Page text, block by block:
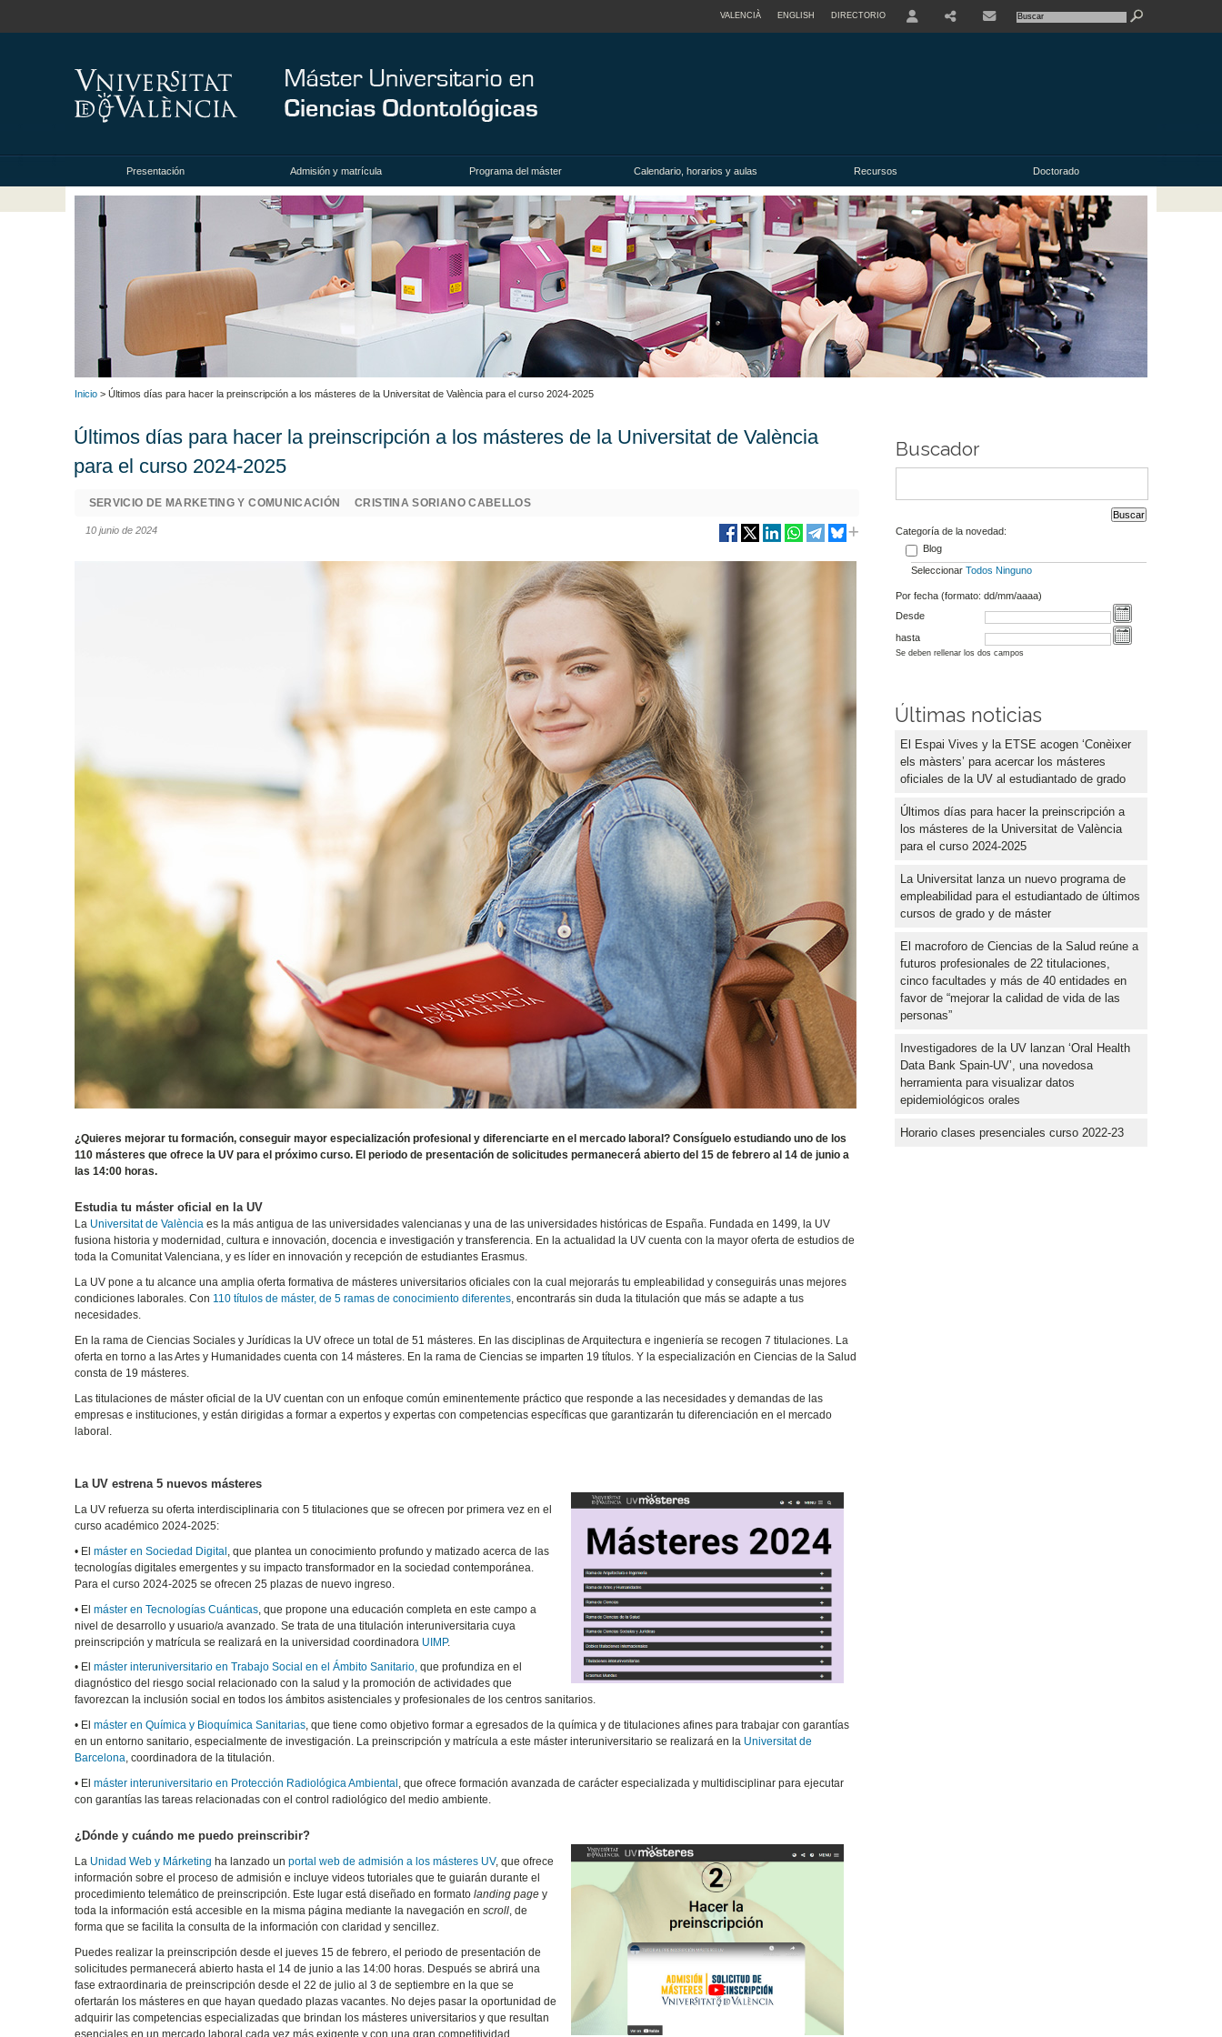
VALENCIÀ ENGLISH DIRECTORIO
Presentación Admisión y matrícula Programa del máster Calendario, horarios y aulas Recursos Doctorado
Inicio > Últimos días para hacer la preinscripción a los másteres de la Universitat de València para el curso 2024-2025
Últimos días para hacer la preinscripción a los másteres de la Universitat de València
para el curso 2024-2025
SERVICIO DE MARKETING Y COMUNICACIÓN CRISTINA SORIANO CABELLOS
10 junio de 2024
¿Quieres mejorar tu formación, conseguir mayor especialización profesional y diferenciarte en el mercado laboral? Consíguelo estudiando uno de los
110 másteres que ofrece la UV para el próximo curso. El periodo de presentación de solicitudes permanecerá abierto del 15 de febrero al 14 de junio a
las 14:00 horas.
Estudia tu máster oficial en la UV
La Universitat de València es la más antigua de las universidades valencianas y una de las universidades históricas de España. Fundada en 1499, la UV
fusiona historia y modernidad, cultura e innovación, docencia e investigación y transferencia. En la actualidad la UV cuenta con la mayor oferta de estudios de
toda la Comunitat Valenciana, y es líder en innovación y recepción de estudiantes Erasmus.
La UV pone a tu alcance una amplia oferta formativa de másteres universitarios oficiales con la cual mejorarás tu empleabilidad y conseguirás unas mejores
condiciones laborales. Con 110 títulos de máster, de 5 ramas de conocimiento diferentes, encontrarás sin duda la titulación que más se adapte a tus
necesidades.
En la rama de Ciencias Sociales y Jurídicas la UV ofrece un total de 51 másteres. En las disciplinas de Arquitectura e ingeniería se recogen 7 titulaciones. La
oferta en torno a las Artes y Humanidades cuenta con 14 másteres. En la rama de Ciencias se imparten 19 títulos. Y la especialización en Ciencias de la Salud
consta de 19 másteres.
Las titulaciones de máster oficial de la UV cuentan con un enfoque común eminentemente práctico que responde a las necesidades y demandas de las
empresas e instituciones, y están dirigidas a formar a expertos y expertas con competencias específicas que garantizarán tu diferenciación en el mercado
laboral.
La UV estrena 5 nuevos másteres
La UV refuerza su oferta interdisciplinaria con 5 titulaciones que se ofrecen por primera vez en el
curso académico 2024-2025:
• Elmáster en Sociedad Digital , que plantea un conocimiento profundo y matizado acerca de las
tecnologías digitales emergentes y su impacto transformador en la sociedad contemporánea.
Para el curso 2024-2025 se ofrecen 25 plazas de nuevo ingreso.
• Elmáster en Tecnologías Cuánticas , que propone una educación completa en este campo a
nivel de desarrollo y usuario/a avanzado. Se trata de una titulación interuniversitaria cuya
preinscripción y matrícula se realizará en la universidad coordinadora UIMP.
• Elmáster interuniversitario en Trabajo Social en el Ámbito Sanitario, que profundiza en el
diagnóstico del riesgo social relacionado con la salud y la promoción de actividades que
favorezcan la inclusión social en todos los ámbitos asistenciales y profesionales de los centros sanitarios.
• Elmáster en Química y Bioquímica Sanitarias, que tiene como objetivo formar a egresados de la química y de titulaciones afines para trabajar con garantías
en un entorno sanitario, especialmente de investigación. La preinscripción y matrícula a este máster interuniversitario se realizará en la Universitat de
Barcelona, coordinadora de la titulación.
• Elmáster interuniversitario en Protección Radiológica Ambiental , que ofrece formación avanzada de carácter especializada y multidisciplinar para ejecutar
con garantías las tareas relacionadas con el control radiológico del medio ambiente.
¿Dónde y cuándo me puedo preinscribir?
La Unidad Web y Márketing ha lanzado unportal web de admisión a los másteres UV, que ofrece
información sobre el proceso de admisión e incluye videos tutoriales que te guiarán durante el
procedimiento telemático de preinscripción. Este lugar está diseñado en formato landing page y
toda la información está accesible en la misma página mediante la navegación enscroll, de
forma que se facilita la consulta de la información con claridad y sencillez.
Puedes realizar la preinscripción desde el jueves 15 de febrero, el periodo de presentación de
solicitudes permanecerá abierto hasta el 14 de junio a las 14:00 horas. Después se abrirá una
fase extraordinaria de preinscripción desde el 22 de julio al 3 de septiembre en la que se
ofertarán los másteres en que hayan quedado plazas vacantes. No dejes pasar la oportunidad de
adquirir las competencias especializadas que brindan los másteres universitarios y que resultan
esenciales en un mercado laboral cada vez más exigente y con una gran competitividad.
Buscador
Categoría de la novedad:
Blog
Seleccionar Todos Ninguno
Por fecha (formato: dd/mm/aaaa)
Desde
hasta
Se deben rellenar los dos campos
Últimas noticias
El Espai Vives y la ETSE acogen ‘Conèixer
els màsters’ para acercar los másteres
oficiales de la UV al estudiantado de grado
Últimos días para hacer la preinscripción a
los másteres de la Universitat de València
para el curso 2024-2025
La Universitat lanza un nuevo programa de
empleabilidad para el estudiantado de últimos
cursos de grado y de máster
El macroforo de Ciencias de la Salud reúne a
futuros profesionales de 22 titulaciones,
cinco facultades y más de 40 entidades en
favor de “mejorar la calidad de vida de las
personas”
Investigadores de la UV lanzan ‘Oral Health
Data Bank Spain-UV’, una novedosa
herramienta para visualizar datos
epidemiológicos orales
Horario clases presenciales curso 2022-23